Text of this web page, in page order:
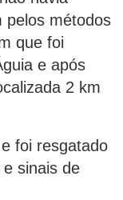
pelos métodos
que foi
e após
2 km
foi resgatado
sinais de